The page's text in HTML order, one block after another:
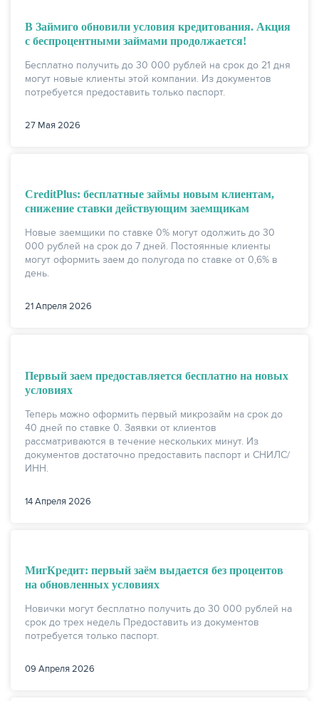
В Займиго обновили условия кредитования. Акция
с беспроцентными займами продолжается!
Бесплатно получить до 30 000 рублей на срок до 21 дня
могут новые клиенты этой компании. Из документов
потребуется предоставить только паспорт.
27 Мая 2026
CreditPlus: бесплатные займы новым клиентам,
снижение ставки действующим заемщикам
Новые заемщики по ставке 0% могут одолжить до 30
000 рублей на срок до 7 дней. Постоянные клиенты
могут оформить заем до полугода по ставке от 0,6% в
день.
21 Апреля 2026
Первый заем предоставляется бесплатно на новых
условиях
Теперь можно оформить первый микрозайм на срок до
40 дней по ставке 0. Заявки от клиентов
рассматриваются в течение нескольких минут. Из
документов достаточно предоставить паспорт и СНИЛС/
ИНН.
14 Апреля 2026
МигКредит: первый заём выдается без процентов
на обновленных условиях
Новички могут бесплатно получить до 30 000 рублей на
срок до трех недель Предоставить из документов
потребуется только паспорт.
09 Апреля 2026